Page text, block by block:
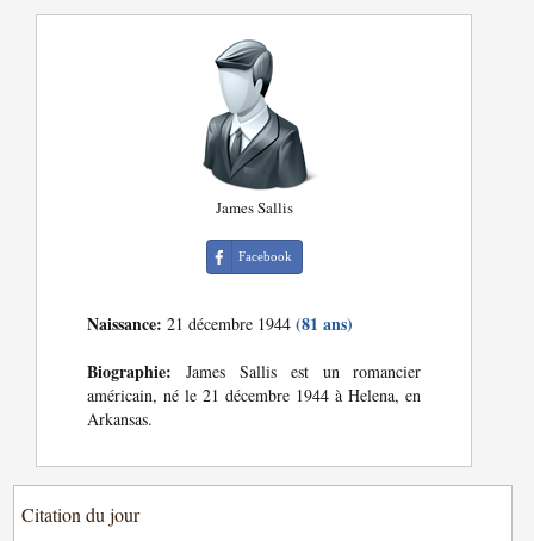
James Sallis
Facebook
Naissance: 21 décembre 1944(81 ans)
Biographie: James Sallis est un romancier
américain, né le 21 décembre 1944 à Helena, en
Arkansas.
Citation du jour